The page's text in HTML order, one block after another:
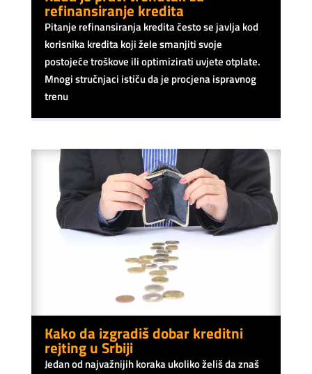
refinansiranje kredita
Pitanje refinansiranja kredita često se javlja kod
korisnika kredita koji žele smanjiti svoje
postojeće troškove ili optimizirati uvjete otplate.
Mnogi stručnjaci ističu da je procjena ispravnog
trenu
Kako da izgradiš dobar kreditni
rejting u Srbiji
Jedan od najvažnijih koraka ukoliko želiš da znaš